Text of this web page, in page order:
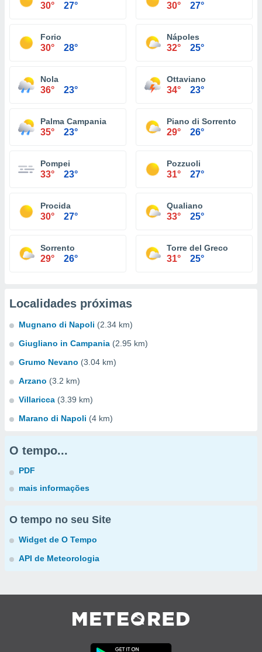
30° 27° 30° 27°
Forio
30° 28°
Nápoles
32° 25°
Nola
36° 23°
Ottaviano
34° 23°
Palma Campania
35° 23°
Piano di Sorrento
29° 26°
Pompei
33° 23°
Pozzuoli
31° 27°
Procida
30° 27°
Qualiano
33° 25°
Sorrento
29° 26°
Torre del Greco
31° 25°
Localidades próximas
Mugnano di Napoli (2.34 km)
Giugliano in Campania (2.95 km)
Grumo Nevano (3.04 km)
Arzano (3.2 km)
Villaricca (3.39 km)
Marano di Napoli (4 km)
O tempo...
PDF
mais informações
O tempo no seu Site
Widget de O Tempo
API de Meteorologia